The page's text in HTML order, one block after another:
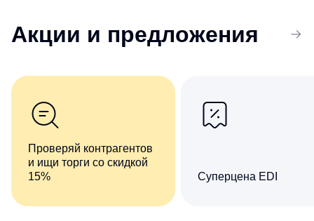
Акции и предложения
Проверяй контрагентов
и ищи торги со скидкой
15%
о компаниях и владельцах
Суперцена EDI